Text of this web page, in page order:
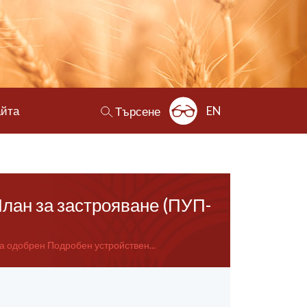
Търсене EN
за застрояване (ПУП-
одобрен Подробен устройствен...